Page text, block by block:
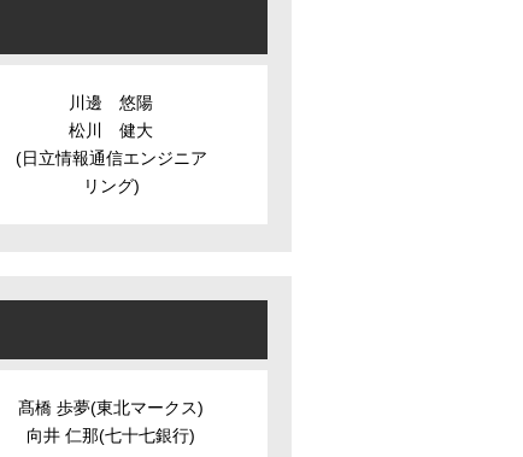
川邊 悠陽
松川 健大
(日立情報通信エンジニア
リング)
髙橋 歩夢(東北マークス)
向井 仁那(七十七銀行)